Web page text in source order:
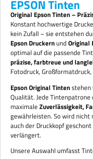
EPSON Tinten
Original EpsonTinten –
Konstant hochwertige
keinZufall –sie entstehen
Epson Druckernund Original
optimal aufdie passende
präzise,farbtreueund
Fotodruck, Großformatdruck,
EpsonOriginal Tintenstehen
Qualität. Jede Tintenpatrone
maximale Zuverlässigkeit,
gewährleisten. Sowird nicht
auchder Druckkopfgeschont
verlängert.
Unsere Auswahl umfasst